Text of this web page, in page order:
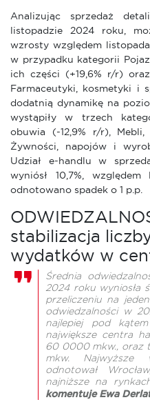
Analizując sprzedaż
listopadzie 2024 roku,
wzrosty względem
w przypadku kategorii
ich części (+19,6% r/r) oraz
Farmaceutyki, kosmetyki i
dodatnią dynamikę na
wystąpiły w trzech
obuwia (-12,9% r/r),
Żywności, napojów i
Udział e-handlu w
wyniósł 10,7%,
odnotowano spadek o 1 p.p.
stabilizacja
wydatków w
Średnia
2024 roku wyniosła
przeliczeniu na
odwiedzalności w
najlepiej pod
największe centra
60 0000 mkw., oraz
mkw. Najwyższe
odnotował
najniższe na
komentuje Ewa